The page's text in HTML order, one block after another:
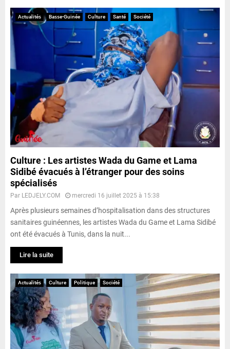
U
Actualités Basse-Guinée Culture Santé Société
Culture : Les artistes Wada du Game et Lama
Sidibé évacués à l’étranger pour des soins
spécialisés
Par LEDJELY.COM mercredi 16 juillet 2025 à 15:38
Après plusieurs semaines d’hospitalisation dans des structures
sanitaires guinéennes, les artistes Wada du Game et Lama Sidibé
ont été évacués à Tunis, dans la nuit...
Lire la suite
Actualités Culture Politique Société